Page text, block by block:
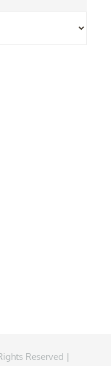
Reserved |